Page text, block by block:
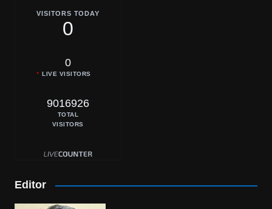
VISITORS TODAY
0
0
LIVE VISITORS
9016926
TOTAL
VISITORS
Editor